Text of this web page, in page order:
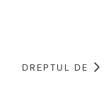
DREPTUL DE